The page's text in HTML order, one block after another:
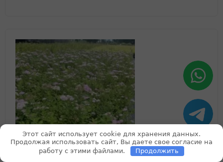
Нужны фото растений
или хотите задать
вопрос?
Этот сайт использует cookie для хранения данных.
Продолжая использовать сайт, Вы даете свое согласие на
работу с этими файлами.
Продолжить